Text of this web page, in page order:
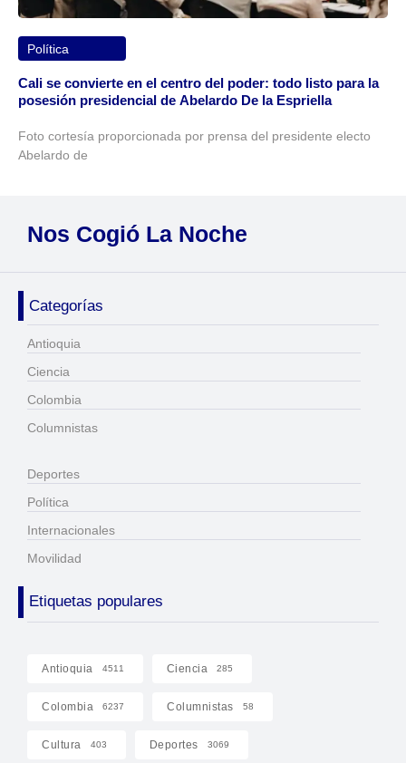
Política
Cali se convierte en el centro del poder: todo listo para la
posesión presidencial de Abelardo De la Espriella
Foto cortesía proporcionada por prensa del presidente electo
Abelardo de
Nos Cogió La Noche
Categorías
Antioquia
Ciencia
Colombia
Columnistas
Deportes
Política
Internacionales
Movilidad
Etiquetas populares
Antioquia 4511 Ciencia 285
Colombia 6237 Columnistas 58
Cultura 403 Deportes 3069